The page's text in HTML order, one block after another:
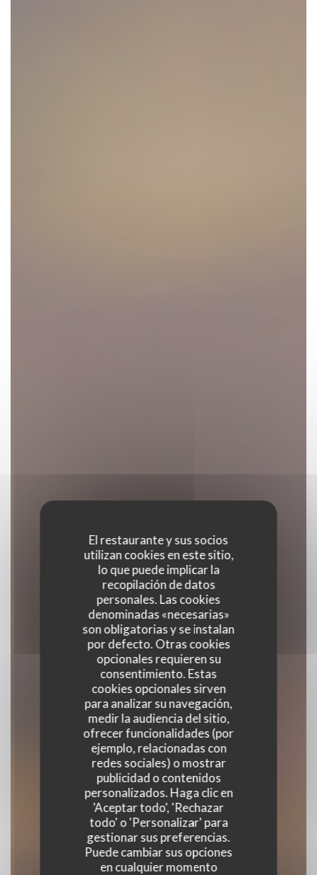
El restaurante y sus socios
utilizan cookies en este sitio,
lo que puede implicar la
recopilación de datos
personales. Las cookies
denominadas «necesarias»
son obligatorias y se instalan
por defecto. Otras cookies
opcionales requieren su
consentimiento. Estas
cookies opcionales sirven
para analizar su navegación,
medir la audiencia del sitio,
ofrecer funcionalidades (por
ejemplo, relacionadas con
redes sociales) o mostrar
publicidad o contenidos
personalizados. Haga clic en
'Aceptar todo', 'Rechazar
todo' o 'Personalizar' para
gestionar sus preferencias.
Puede cambiar sus opciones
en cualquier momento
Le Bon, la Butte
NEO-BISTROT|PARIS
RESERVAR UNA MESA